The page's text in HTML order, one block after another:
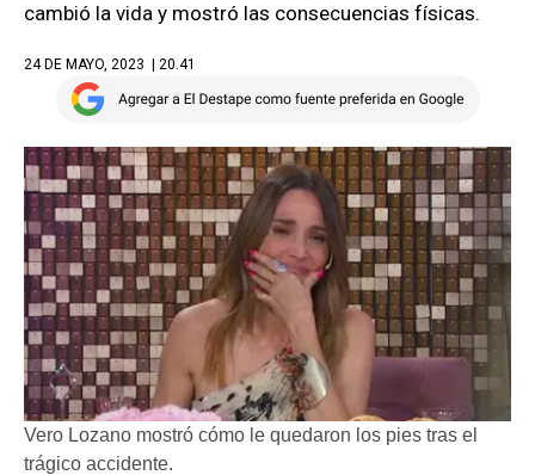
cambió la vida y mostró las consecuencias físicas.
24 DE MAYO, 2023 | 20.41
Vero Lozano mostró cómo le quedaron los pies tras el
trágico accidente.